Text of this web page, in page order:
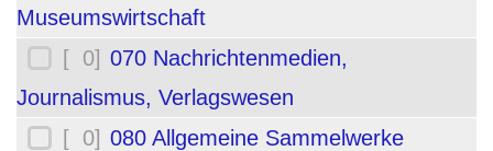
Museumswirtschaft
[ 0] 070 Nachrichtenmedien,
Journalismus, Verlagswesen
[ 0] 080 Allgemeine Sammelwerke